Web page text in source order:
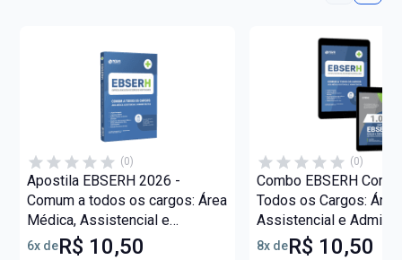
(0)
Apostila EBSERH 2026 -
Comum a todos os cargos: Área
Médica, Assistencial e
Administrativa
6x deR$ 10,50
(0)
Combo EBSERH
Todos os Cargos:
Assistencial e
8x deR$ 10,50